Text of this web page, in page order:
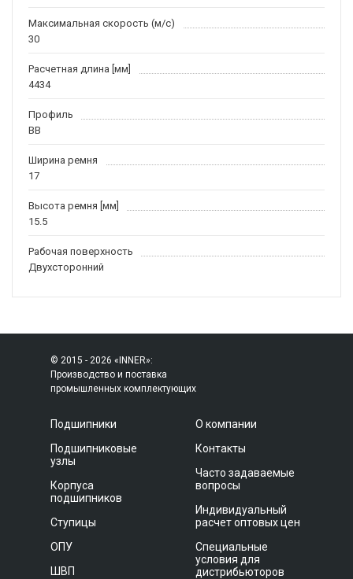
Максимальная скорость (м/c)
30
Расчетная длина [мм]
4434
Профиль
BB
Ширина ремня
17
Высота ремня [мм]
15.5
Рабочая поверхность
Двухсторонний
© 2015 - 2026 «INNER»:
Производство и поставка
промышленных комплектующих
Подшипники
Подшипниковые
узлы
Корпуса
подшипников
Ступицы
ОПУ
ШВП
О компании
Контакты
Часто задаваемые
вопросы
Индивидуальный
расчет оптовых цен
Специальные
условия для
дистрибьюторов